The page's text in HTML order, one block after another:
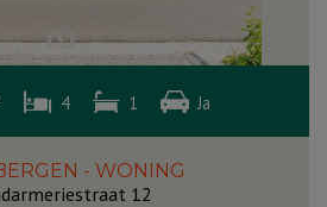
4 1 Ja
- WONING
12